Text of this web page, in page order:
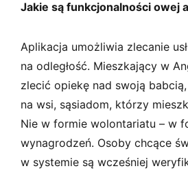
Jakie są funkcjonalności owej
Aplikacja umożliwia zlecanie
na odległość. Mieszkający w
zlecić opiekę nad swoją
na wsi, sąsiadom, którzy
Nie w formie wolontariatu – w
wynagrodzeń. Osoby chcące
w systemie są wcześniej